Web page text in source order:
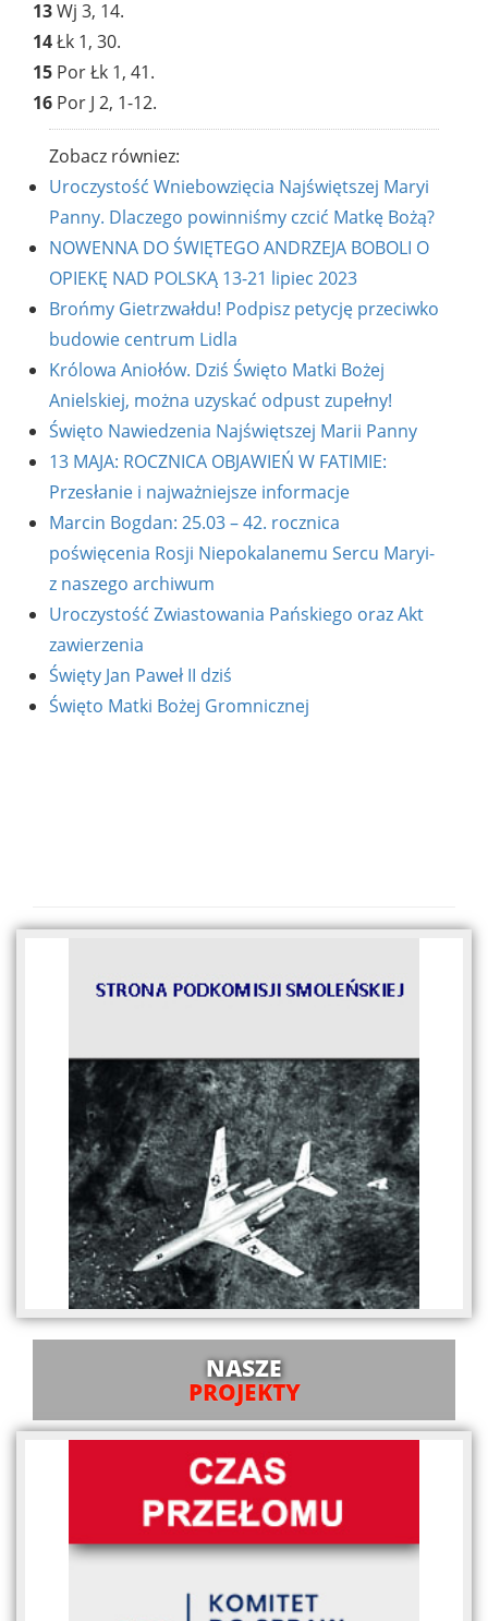
13Wj 3, 14.
14Łk 1, 30.
15 Por Łk 1, 41.
16 Por J 2, 1-12.
Zobacz równiez:
Uroczystość Wniebowzięcia Najświętszej Maryi
Panny. Dlaczego powinniśmy czcić Matkę Bożą?
NOWENNA DO ŚWIĘTEGO ANDRZEJA BOBOLI O
OPIEKĘ NAD POLSKĄ 13-21 lipiec 2023
Brońmy Gietrzwałdu! Podpisz petycję przeciwko
budowie centrum Lidla
Królowa Aniołów. Dziś Święto Matki Bożej
Anielskiej, można uzyskać odpust zupełny!
Święto Nawiedzenia Najświętszej Marii Panny
13 MAJA: ROCZNICA OBJAWIEŃ W FATIMIE:
Przesłanie i najważniejsze informacje
Marcin Bogdan: 25.03 – 42. rocznica
poświęcenia Rosji Niepokalanemu Sercu Maryi-
z naszego archiwum
Uroczystość Zwiastowania Pańskiego oraz Akt
zawierzenia
Święty Jan Paweł II dziś
Święto Matki Bożej Gromnicznej
NASZE
PROJEKTY